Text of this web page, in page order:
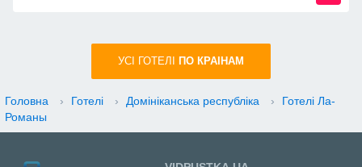
УСI ГОТЕЛІ ПО КРАIНАМ
Головна › Готелі › Домініканська республіка ›
Готелі Ла-
Романы